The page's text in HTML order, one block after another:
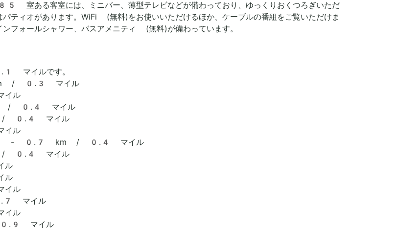
室ある客室には、ミニバー、薄型テレビなどが備わっており、ゆっくりおくつろぎいただ
ティオがあります。WiFi (無料)をお使いいただけるほか、ケーブルの番組をご覧いただけま
フォールシャワー、バスアメニティ (無料)が備わっています。
マイルです。
/ 0.3 マイル
ル
/ 0.4 マイル
/ 0.4 マイル
ル
イント - 0.7 km / 0.4 マイル
/ 0.4 マイル
ル
マイル
ル
マイル